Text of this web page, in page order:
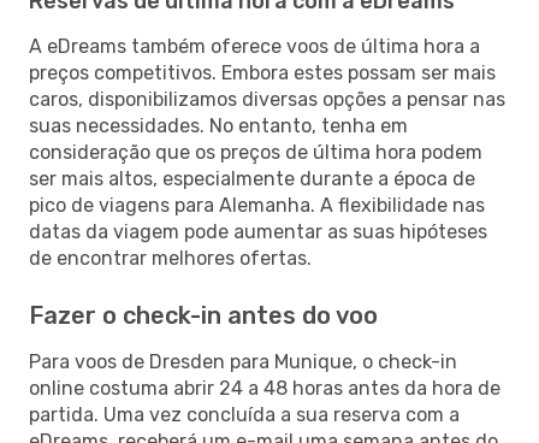
A eDreams também oferece voos de última hora a
preços competitivos. Embora estes possam ser mais
caros, disponibilizamos diversas opções a pensar nas
suas necessidades. No entanto, tenha em
consideração que os preços de última hora podem
ser mais altos, especialmente durante a época de
pico de viagens para Alemanha. A flexibilidade nas
datas da viagem pode aumentar as suas hipóteses
de encontrar melhores ofertas.
Fazer o check-in antes do voo
Para voos de Dresden para Munique, o check-in
online costuma abrir 24 a 48 horas antes da hora de
partida. Uma vez concluída a sua reserva com a